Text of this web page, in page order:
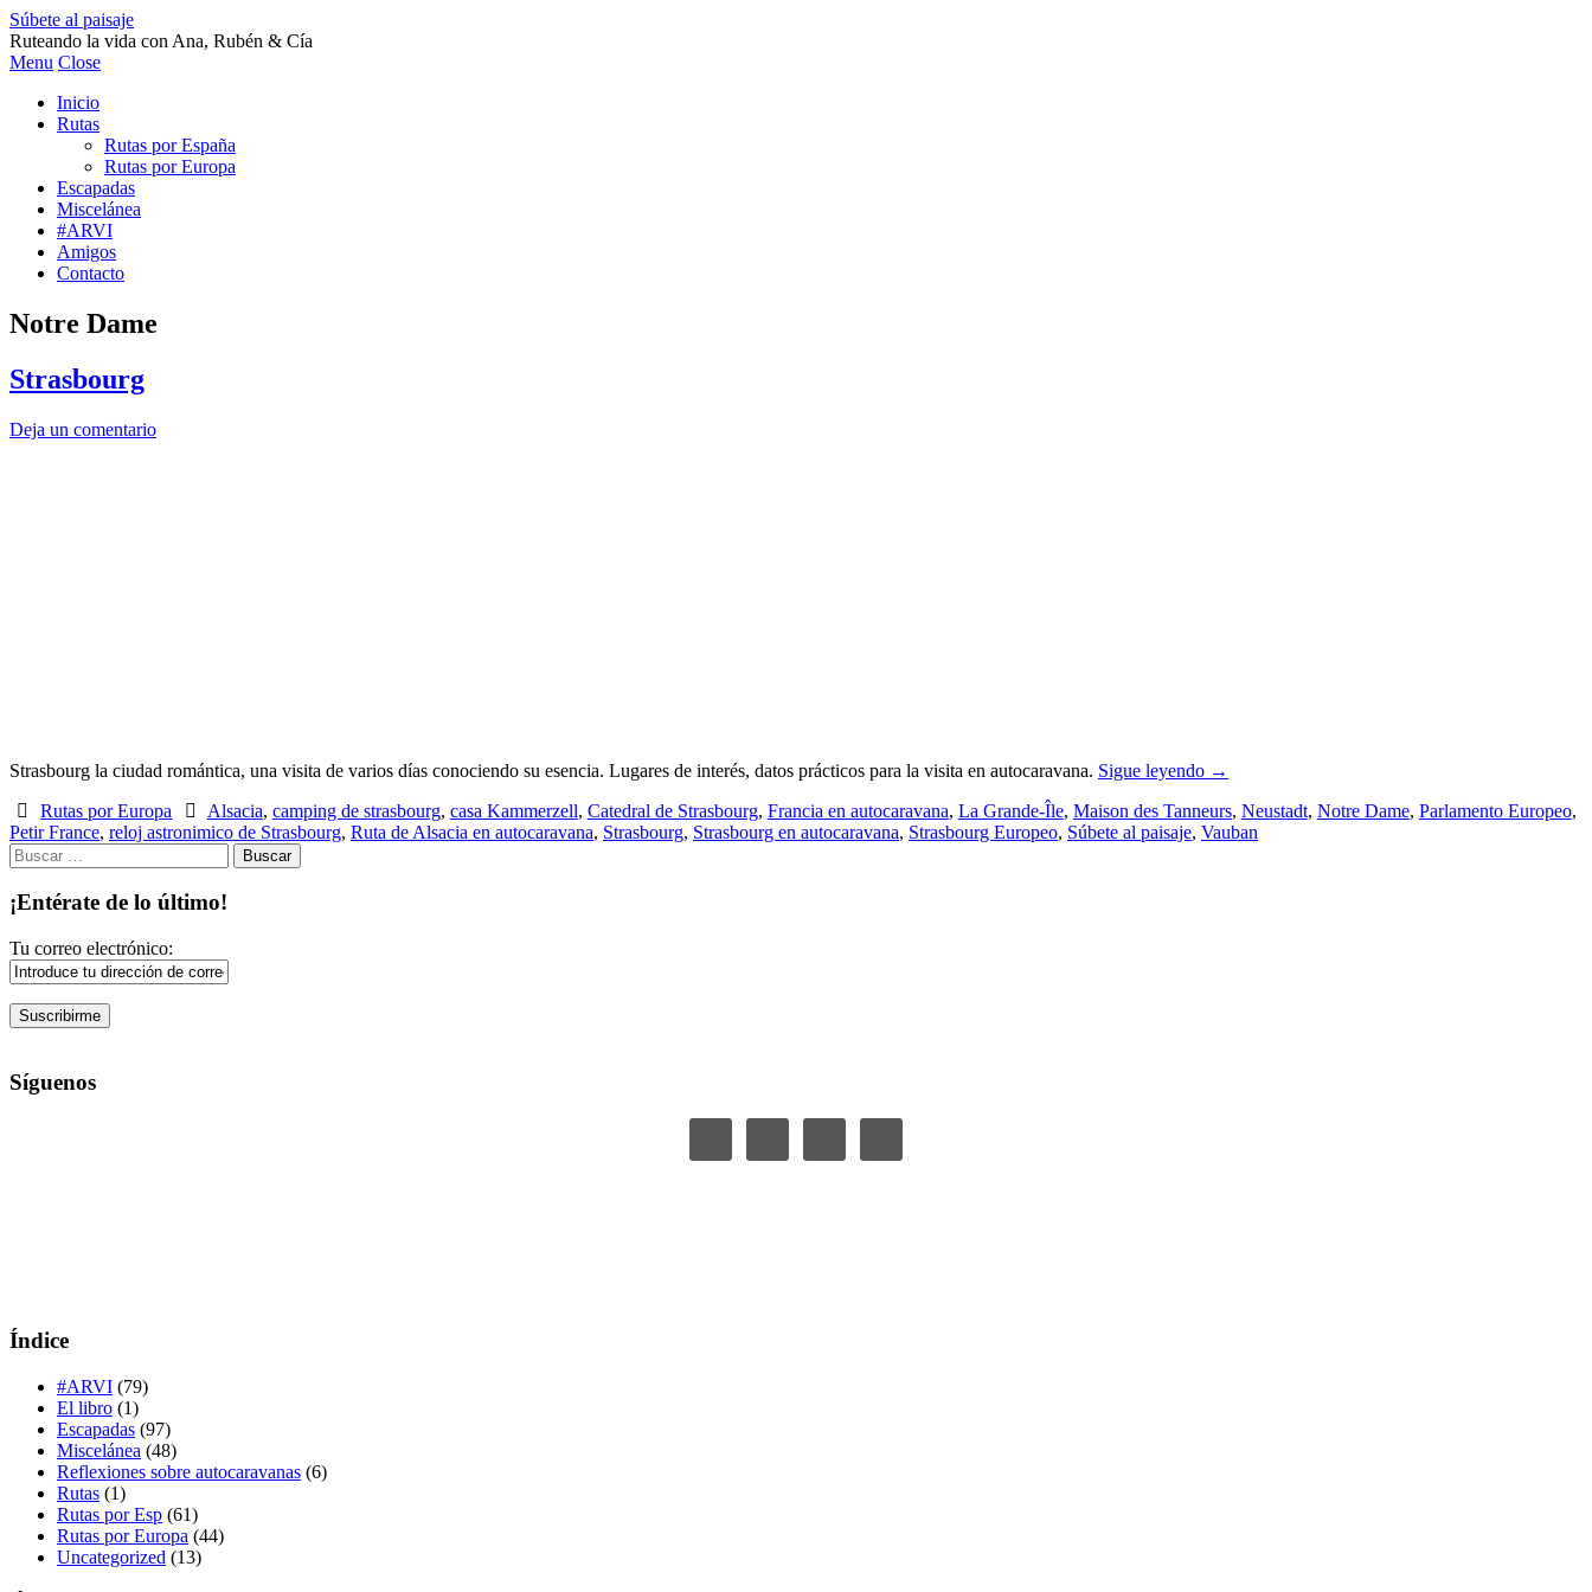
Súbete al paisaje
Ruteando la vida con Ana, Rubén & Cía
Menu Close
Inicio
Rutas
Rutas por España
Rutas por Europa
Escapadas
Miscelánea
#ARVI
Amigos
Contacto
Notre Dame
Strasbourg
Deja un comentario
Strasbourg la ciudad romántica, una visita de varios días conociendo su esencia. Lugares de interés, datos prácticos para la visita en autocaravana. Sigue leyendo →
Rutas por Europa
Alsacia, camping de strasbourg, casa Kammerzell, Catedral de Strasbourg, Francia en autocaravana, La Grande-Île, Maison des Tanneurs, Neustadt, Notre Dame, Parlamento Europeo,
Petir France, reloj astronimico de Strasbourg, Ruta de Alsacia en autocaravana, Strasbourg, Strasbourg en autocaravana, Strasbourg Europeo, Súbete al paisaje, Vauban
Buscar:
¡Entérate de lo último!
Tu correo electrónico:
Síguenos
Índice
#ARVI (79)
El libro (1)
Escapadas (97)
Miscelánea (48)
Reflexiones sobre autocaravanas (6)
Rutas (1)
Rutas por Esp (61)
Rutas por Europa (44)
Uncategorized (13)